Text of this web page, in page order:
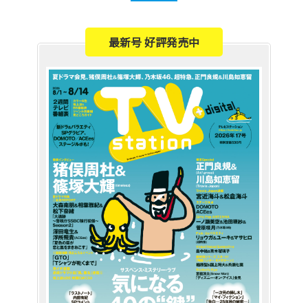
最新号 好評発売中